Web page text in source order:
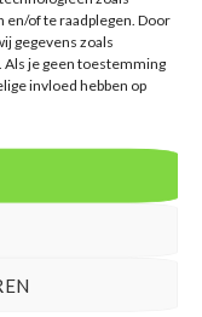
en/of te raadplegen. Door
gegevens zoals
Als je geen toestemming
invloed hebben op
Curacao,